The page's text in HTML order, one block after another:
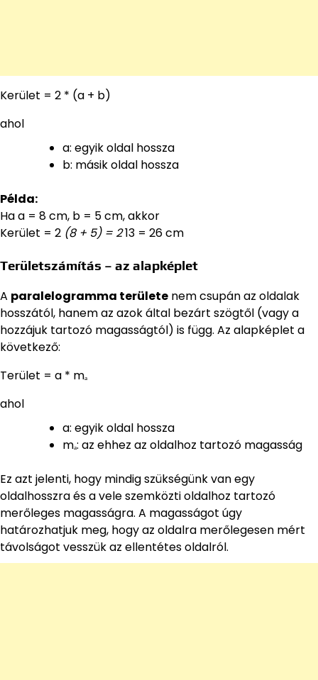
Kerület = 2 * (a + b)
ahol
a: egyik oldal hossza
b: másik oldal hossza
Példa:
Ha a = 8 cm, b = 5 cm, akkor
Kerület = 2 (8 + 5) = 213 = 26 cm
Területszámítás – az alapképlet
A paralelogramma területe nem csupán az oldalak
hosszától, hanem az azok által bezárt szögtől (vagy a
hozzájuk tartozó magasságtól) is függ. Az alapképlet a
következő:
Terület = a * mₐ
ahol
a: egyik oldal hossza
mₐ: az ehhez az oldalhoz tartozó magasság
Ez azt jelenti, hogy mindig szükségünk van egy
oldalhosszra és a vele szemközti oldalhoz tartozó
merőleges magasságra. A magasságot úgy
határozhatjuk meg, hogy az oldalra merőlegesen mért
távolságot vesszük az ellentétes oldalról.